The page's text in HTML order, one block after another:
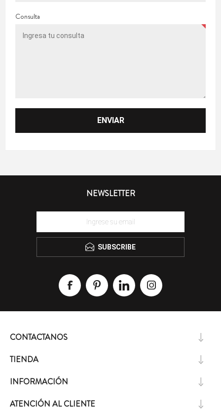
Consulta
NEWSLETTER
SUBSCRIBE
CONTACTANOS
TIENDA
INFORMACIÓN
ATENCIÓN AL CLIENTE